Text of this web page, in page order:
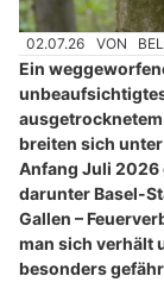
02.07.26 VON
Ein
breiten sich
Anfang Juli 2026
darunter Basel-
Gallen –
man sich verhält
besonders